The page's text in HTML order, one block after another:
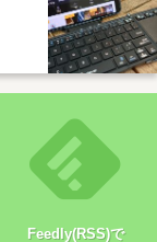
Feedly(RSS)で